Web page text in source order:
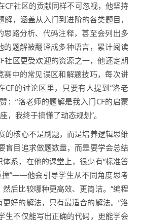
CF社区的贡献同样不可忽视，他坚持
解，涵盖从入门到进阶的各类题目，
思路分析、代码注释，甚至会列出多
的题解被翻译成多种语言，累计阅读
社区更受欢迎的资源之一，他还定期
赛中的常见误区和解题技巧，每次讲
CF的讨论区里，只要有人提到“洛老
：“洛老师的题解是我入门CF的启蒙
，我终于搞懂了动态规划”。
的核心不是刷题，而是培养逻辑思维
盲目追求做题数量，而是要学会总结
系，在他的课堂上，很少有“标准答
撞”——他会引导学生从不同角度思考
后比较哪种更高效、更简洁。“编程
好的解法，只有最适合的解法。”洛
生不仅能写出正确的代码，更能学会